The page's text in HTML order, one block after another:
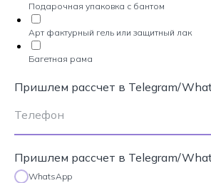
Подарочная упаковка с бантом
Арт фактурный гель или защитный лак
Багетная рама
Пришлем рассчет в Telegram/
Пришлем рассчет в Telegram/
WhatsApp